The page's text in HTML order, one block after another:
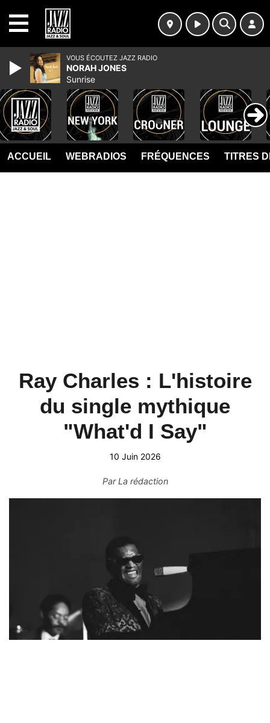
ACCUEIL WEBRADIOS FRÉQUENCES TITRES
Ray Charles : L'histoire
du single mythique
"What'd I Say"
10 Juin 2026
ParLa rédaction
VOUS ÉCOUTEZ JAZZ RADIO
NORAH JONES
Sunrise